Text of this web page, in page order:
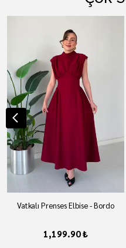
Vatkalı Prenses Elbise - Bordo
1,199.90 ₺